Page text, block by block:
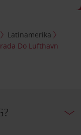
Latinamerika
Do Lufthavn